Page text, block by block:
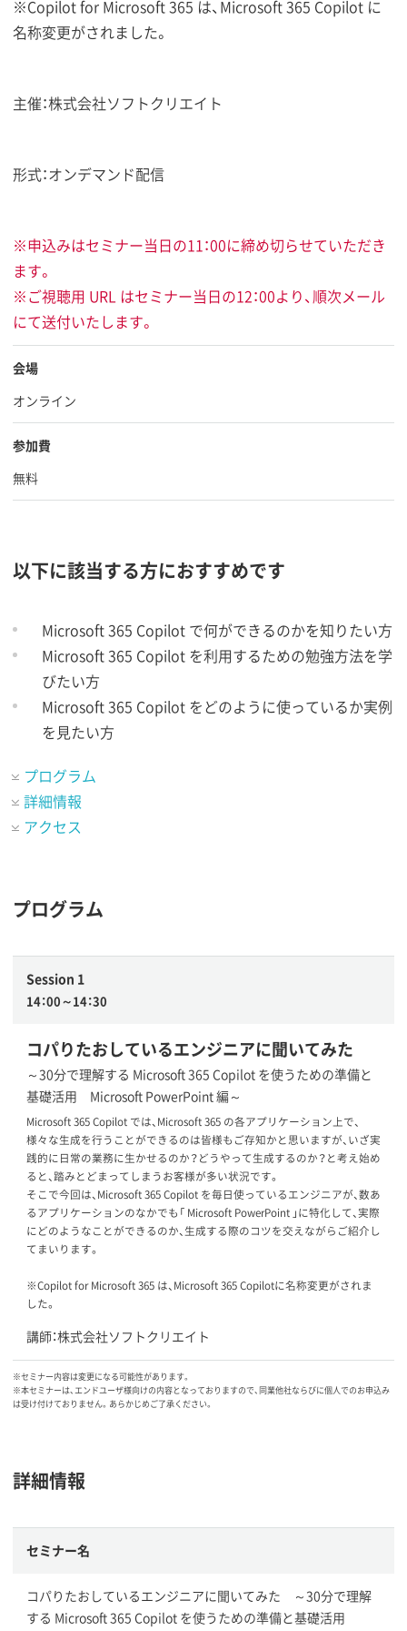
※Copilot for Microsoft 365 は、Microsoft 365 Copilot に
名称変更がされました。
主催：株式会社ソフトクリエイト
形式：オンデマンド配信
※申込みはセミナー当日の11：00に締め切らせていただき
ます。
※ご視聴用 URL はセミナー当日の12：00より、順次メール
にて送付いたします。
会場
オンライン
参加費
無料
以下に該当する方におすすめです
Microsoft 365 Copilot で何ができるのかを知りたい方
Microsoft 365 Copilot を利用するための勉強方法を学
びたい方
Microsoft 365 Copilot をどのように使っているか実例
を見たい方
プログラム
詳細情報
アクセス
プログラム
Session 1
14：00～14：30
コパりたおしているエンジニアに聞いてみた
～30分で理解する Microsoft 365 Copilot を使うための準備と
基礎活用 Microsoft PowerPoint 編～
Microsoft 365 Copilot では、Microsoft 365 の各アプリケーション上で、
様々な生成を行うことができるのは皆様もご存知かと思いますが、いざ実
践的に日常の業務に生かせるのか？どうやって生成するのか？と考え始め
ると、踏みとどまってしまうお客様が多い状況です。
そこで今回は、Microsoft 365 Copilot を毎日使っているエンジニアが、数あ
るアプリケーションのなかでも「 Microsoft PowerPoint 」に特化して、実際
にどのようなことができるのか、生成する際のコツを交えながらご紹介し
てまいります。
※Copilot for Microsoft 365 は、Microsoft 365 Copilotに名称変更がされま
した。
講師：株式会社ソフトクリエイト
※セミナー内容は変更になる可能性があります。
※本セミナーは、エンドユーザ様向けの内容となっておりますので、同業他社ならびに個人でのお申込み
は受け付けておりません。あらかじめご了承ください。
詳細情報
セミナー名
コパりたおしているエンジニアに聞いてみた ～30分で理解
する Microsoft 365 Copilot を使うための準備と基礎活用